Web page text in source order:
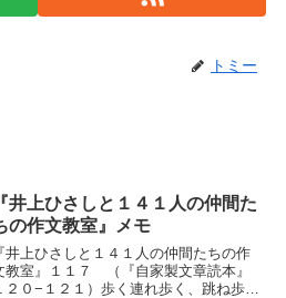
トミー
『井上ひさしと１４１人の仲間た
の作文教室』メモ
『井上ひさしと１４１人の仲間たちの作
教室』１１７ （『自家製文章読本』
２０−１２１）歩く連れ歩く、跳ね歩